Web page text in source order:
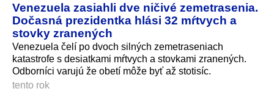
Venezuela zasiahli dve ničivé zemetrasenia.
Dočasná prezidentka hlási 32 mŕtvych a
stovky zranených
Venezuela čelí po dvoch silných zemetraseniach
katastrofe s desiatkami mŕtvych a stovkami zranených.
Odborníci varujú že obetí môže byť až stotisíc.
tento rok